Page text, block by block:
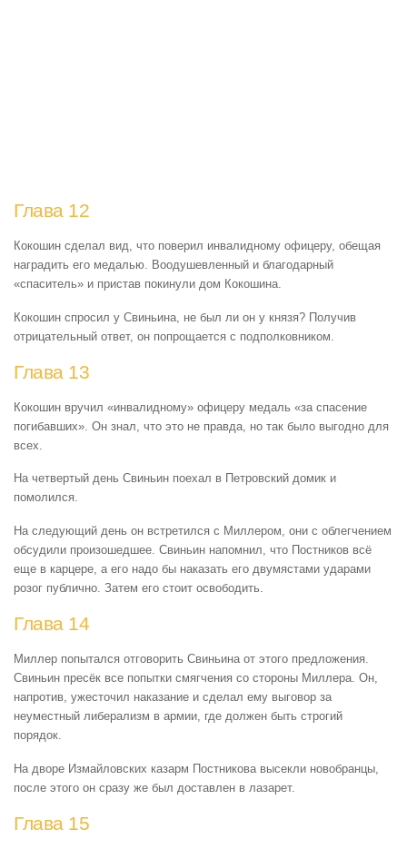
Глава 12
Кокошин сделал вид, что поверил инвалидному офицеру, обещая
наградить его медалью. Воодушевленный и благодарный
«спаситель» и пристав покинули дом Кокошина.
Кокошин спросил у Свиньина, не был ли он у князя? Получив
отрицательный ответ, он попрощается с подполковником.
Глава 13
Кокошин вручил «инвалидному» офицеру медаль «за спасение
погибавших». Он знал, что это не правда, но так было выгодно для
всех.
На четвертый день Свиньин поехал в Петровский домик и
помолился.
На следующий день он встретился с Миллером, они с облегчением
обсудили произошедшее. Свиньин напомнил, что Постников всё
еще в карцере, а его надо бы наказать его двумястами ударами
розог публично. Затем его стоит освободить.
Глава 14
Миллер попытался отговорить Свиньина от этого предложения.
Свиньин пресёк все попытки смягчения со стороны Миллера. Он,
напротив, ужесточил наказание и сделал ему выговор за
неуместный либерализм в армии, где должен быть строгий
порядок.
На дворе Измайловских казарм Постникова высекли новобранцы,
после этого он сразу же был доставлен в лазарет.
Глава 15